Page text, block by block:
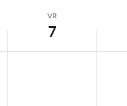
VR
7